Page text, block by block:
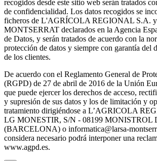
recogidos desde este sitio web serán tratados
de confidencialidad. Los datos recogidos se
ficheros de L'AGRÍCOLA REGIONAL S.A.
MONTSERRAT declarados en la Agencia
de Datos, y serán tratados de acuerdo con la
protección de datos y siempre con garantía del
de los clientes.
De acuerdo con el Reglamento General de
(RGPD) de 27 de abril de 2016 de la Unión
que puede ejercer los derechos de acceso,
y supresión de sus datos y los de limitación y
tratamiento dirigiéndose a L’AGRICOLA
LG MONESTIR, S/N - 08199 MONISTROL
(BARCELONA) o informatica@larsa-
considera necesario podrá interponer una
www.agpd.es.